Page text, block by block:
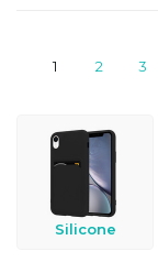
1 2 3
Silicone